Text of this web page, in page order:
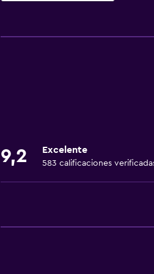
Copas
Almuerzos para llevar
9,2 Excelente
583 calificaciones